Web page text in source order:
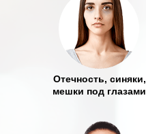
Отечность, синяки,
мешки под глазами